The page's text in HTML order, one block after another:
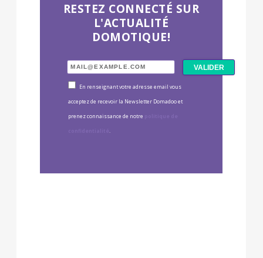
RESTEZ CONNECTÉ SUR
L'ACTUALITÉ
DOMOTIQUE!
En renseignant votre adresse email vous
acceptez de recevoir la Newsletter Domadoo et
prenez connaissance de notre
.